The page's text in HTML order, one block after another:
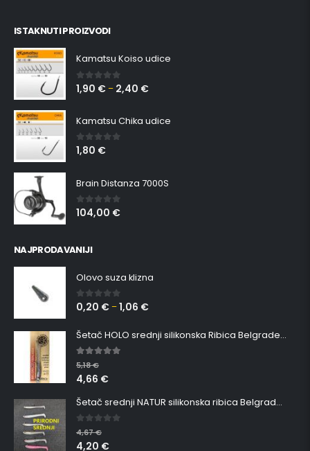
ISTAKNUTI PROIZVODI
Kamatsu Koiso udice
0 out of 5
1,90 € – 2,40 €
Kamatsu Chika udice
0 out of 5
1,80 €
Brain Distanza 7000S
0out of 5
104,00 €
NAJPRODAVANIJI
Olovo suza klizna
0 out of 5
0,20 € –1,06 €
Šetač HOLO srednji silikonska Ribica Belgrade Walker
5.00out of 5
5,18€
4,66 €
Šetač srednji NATUR silikonska ribica Belgrade Walker
0 out of 5
4,67€
4,20 €